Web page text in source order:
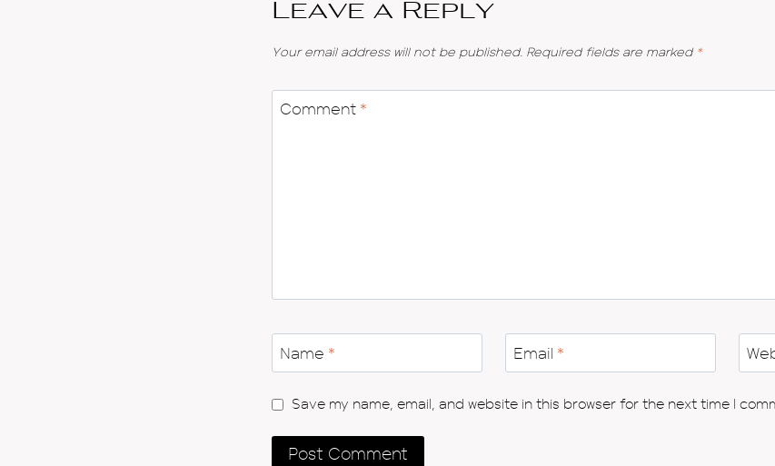
Leave a Reply
Your email address will not be published. Required fields are marked *
Comment *
Name * Email *
Save my name, email, and website in this browser for the next time I